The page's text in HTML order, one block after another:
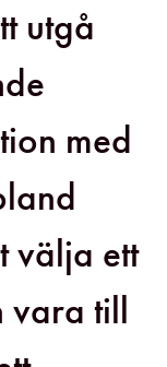
utgå
med
välja ett
vara till